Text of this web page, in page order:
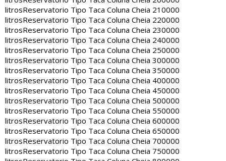
litrosReservatorio Tipo Taca Coluna Cheia 210000
litrosReservatorio Tipo Taca Coluna Cheia 220000
litrosReservatorio Tipo Taca Coluna Cheia 230000
litrosReservatorio Tipo Taca Coluna Cheia 240000
litrosReservatorio Tipo Taca Coluna Cheia 250000
litrosReservatorio Tipo Taca Coluna Cheia 300000
litrosReservatorio Tipo Taca Coluna Cheia 350000
litrosReservatorio Tipo Taca Coluna Cheia 400000
litrosReservatorio Tipo Taca Coluna Cheia 450000
litrosReservatorio Tipo Taca Coluna Cheia 500000
litrosReservatorio Tipo Taca Coluna Cheia 550000
litrosReservatorio Tipo Taca Coluna Cheia 600000
litrosReservatorio Tipo Taca Coluna Cheia 650000
litrosReservatorio Tipo Taca Coluna Cheia 700000
litrosReservatorio Tipo Taca Coluna Cheia 750000